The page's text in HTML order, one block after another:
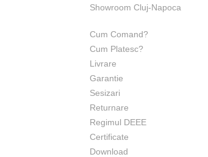
Showroom Cluj-Napoca
Cum Comand?
Cum Platesc?
Livrare
Garantie
Sesizari
Returnare
Regimul DEEE
Certificate
Download